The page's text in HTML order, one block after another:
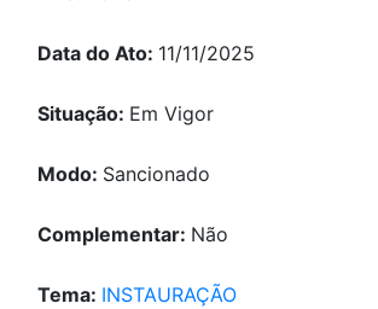
Data do Ato: 11/11/2025
Situação: Em Vigor
Modo: Sancionado
Complementar: Não
Tema: INSTAURAÇÃO